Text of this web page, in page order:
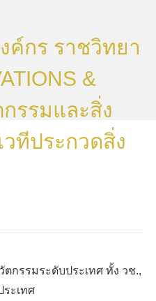
ค์กร ราชวิทยา
&
รรมและสิ่ง
ทีประกวดสิ่ง
กรรมระดับประเทศ ทั้ง วช.,
ระเทศ